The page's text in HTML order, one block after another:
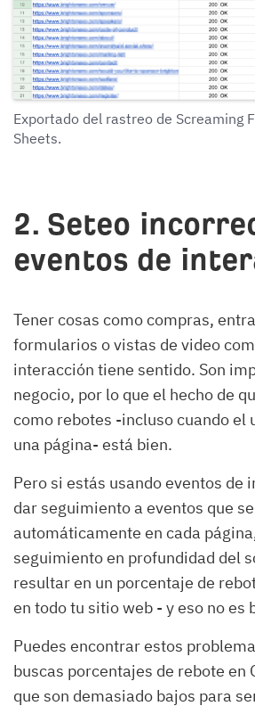
Exportado del rastreo de Screaming
Sheets.
2. Seteo
eventos de
Tener cosas como compras,
formularios o vistas de video
interacción tiene sentido. Son
negocio, por lo que el hecho de
como rebotes -incluso cuando el
una página- está bien.
Pero si estás usando eventos de
dar seguimiento a eventos que
automáticamente en cada
seguimiento en profundidad del
resultar en un porcentaje de
en todo tu sitio web - y eso no es
Puedes encontrar estos
buscas porcentajes de rebote en
que son demasiado bajos para